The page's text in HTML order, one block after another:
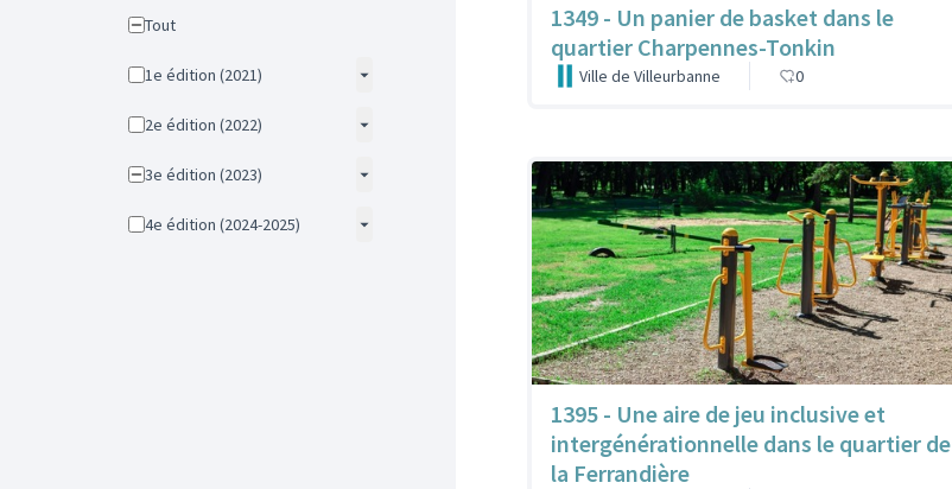
Tout
1e édition (2021)
2e édition (2022)
3e édition (2023)
4e édition (2024-2025)
1349 - Un panier de basket dans le
quartier Charpennes-Tonkin
Ville de Villeurbanne 0
1395 - Une aire de jeu inclusive et
intergénérationnelle dans le quartier de
la Ferrandière